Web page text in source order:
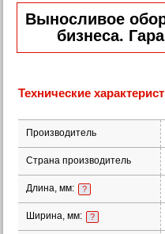
Выносливое
бизнеса.
Технические
Производитель
Страна производитель
Длина, мм: ?
Ширина, мм: ?